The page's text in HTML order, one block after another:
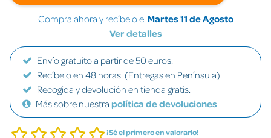
Compra ahora y recíbelo el Martes 11 de Agosto
Ver detalles
Envío gratuito a partir de 50 euros.
Recíbelo en 48 horas. (Entregas en Península)
Recogida y devolución en tienda gratis.
Más sobre nuestra política de devoluciones
¡Sé el primero en valorarlo!